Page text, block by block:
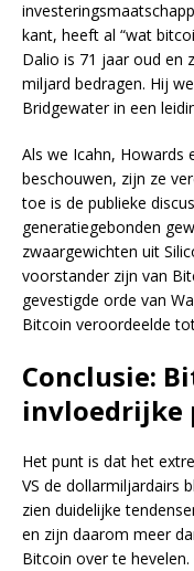
kant, heeft al “wat
Dalio is 71 jaar oud en
miljard bedragen. Hij
Bridgewater in een
Als we Icahn, Howards
beschouwen, zijn ze
toe is de publieke
generatiegebonden
zwaargewichten uit
voorstander zijn van
gevestigde orde van
Bitcoin veroordeelde
Conclusie:
invloedrijke
Het punt is dat het
VS de dollarmiljardairs
zien duidelijke
en zijn daarom meer
Bitcoin over te